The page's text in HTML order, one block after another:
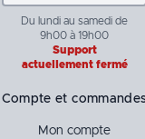
Du lundi au samedi de
9h00 à 19h00
Support
actuellement fermé
Compte et
Mon compte